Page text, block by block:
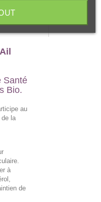
Santé
Bio.
au
de la
à
de